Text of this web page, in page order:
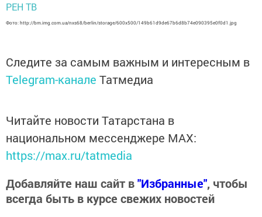
РЕН ТВ
Фото: http://bm.img.com.ua/nxs68/berlin/storage/600x500/149b61d9de67b6d8b74e090395e0f0d1.jpg
Следите за самым важным и интересным в
Telegram-канале Татмедиа
Читайте новости Татарстана в
национальном мессенджере MАХ:
https://max.ru/tatmedia
Добавляйте наш сайт в"Избранные", чтобы
всегда быть в курсе свежих новостей